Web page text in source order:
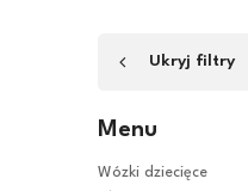
Ukryj filtry
Menu
Wózki dziecięce